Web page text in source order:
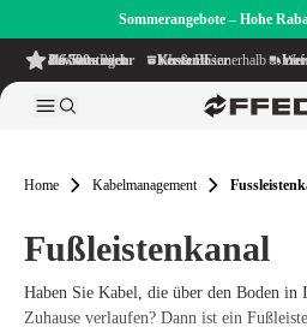
Sommerangebote – Hohe
4.6/5
aus mehr als 500 Bewertungen
auf TrustPilot Kostenloser Versand
innerhalb NL & BE 1–5
Home Kabelmanagement
Fußleistenkanal
Haben Sie Kabel, die über den Boden in
Zuhause verlaufen? Dann ist ein